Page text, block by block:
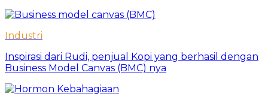
Industri
Inspirasi dari Rudi, penjual Kopi yang berhasil dengan
Business Model Canvas (BMC) nya